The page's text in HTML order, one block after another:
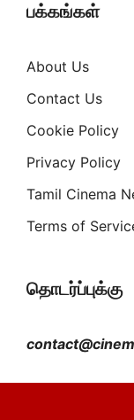
பக்கங்கள்
About Us
Contact Us
Cookie Policy
Privacy Policy
Tamil Cinema
Terms of
தொடர்ப்புக்கு